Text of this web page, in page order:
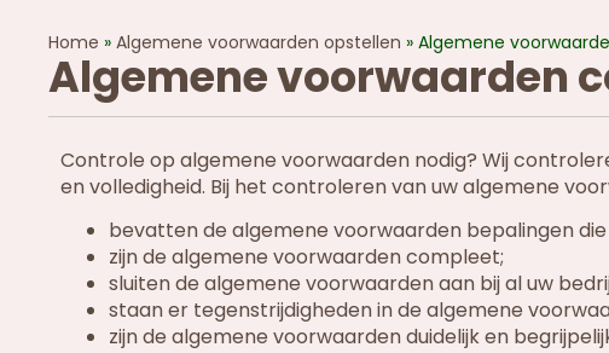
Algemene voorwaarden
Home »Algemene voorwaarden opstellen »Algemene
Controle op algemene voorwaarden nodig? Wij
en volledigheid. Bij het controleren van uw algemene
bevatten de algemene voorwaarden bepalingen
zijn de algemene voorwaarden compleet;
sluiten de algemene voorwaarden aan bij al uw
staan er tegenstrijdigheden in de algemene
zijn de algemene voorwaarden duidelijk en